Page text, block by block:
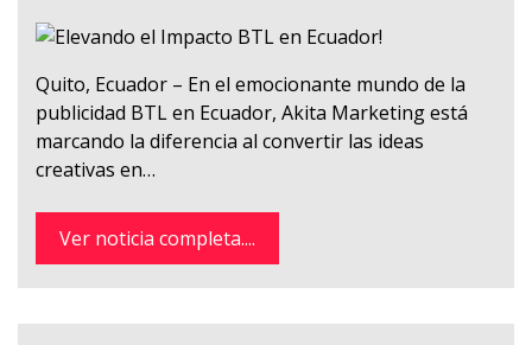
Quito, Ecuador – En el emocionante mundo de la
publicidad BTL en Ecuador, Akita Marketing está
marcando la diferencia al convertir las ideas
creativas en…
Ver noticia completa....